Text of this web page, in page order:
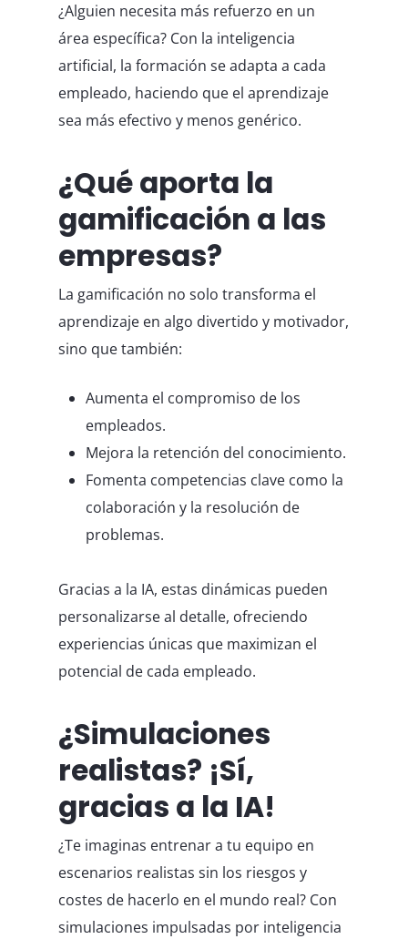
¿Alguien necesita más refuerzo en un
área específica? Con la inteligencia
artificial, la formación se adapta a cada
empleado, haciendo que el aprendizaje
sea más efectivo y menos genérico.
¿Qué aporta la
gamificación a las
empresas?
La gamificación no solo transforma el
aprendizaje en algo divertido y motivador,
sino que también:
Aumenta el compromiso de los
empleados.
Mejora la retención del conocimiento.
Fomenta competencias clave como la
colaboración y la resolución de
problemas.
Gracias a la IA, estas dinámicas pueden
personalizarse al detalle, ofreciendo
experiencias únicas que maximizan el
potencial de cada empleado.
¿Simulaciones
realistas? ¡Sí,
gracias a la IA!
¿Te imaginas entrenar a tu equipo en
escenarios realistas sin los riesgos y
costes de hacerlo en el mundo real? Con
simulaciones impulsadas por inteligencia